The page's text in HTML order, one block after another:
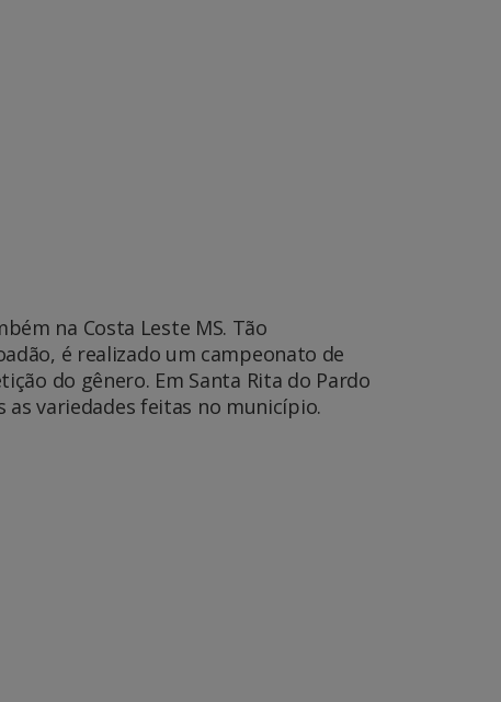
na Costa Leste MS. Tão
é realizado um campeonato de
do gênero. Em Santa Rita do Pardo
variedades feitas no município.